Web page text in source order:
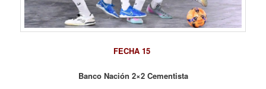
FECHA 15
Banco Nación 2×2 Cementista